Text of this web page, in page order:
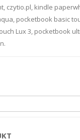
czytio.pl kindle
pocketbook basic
Lux 3 pocketbook
.